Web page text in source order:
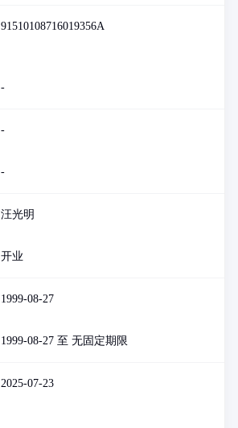
91510108716019356A
-
-
-
汪光明
开业
1999-08-27
1999-08-27 至 无固定期限
2025-07-23